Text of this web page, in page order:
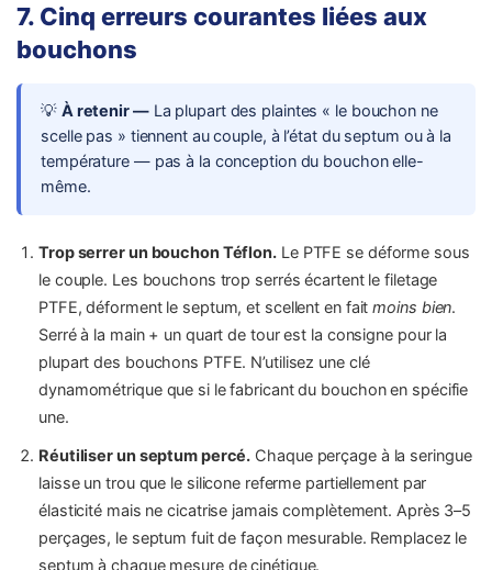
7. Cinq erreurs courantes liées aux
bouchons
💡 À retenir —La plupart des plaintes « le bouchon ne
scelle pas » tiennent au couple, à l’état du septum ou à la
température — pas à la conception du bouchon elle-
même.
Trop serrer un bouchon Téflon. Le PTFE se déforme sous
le couple. Les bouchons trop serrés écartent le filetage
PTFE, déforment le septum, et scellent en faitmoins bien.
Serré à la main + un quart de tour est la consigne pour la
plupart des bouchons PTFE. N’utilisez une clé
dynamométrique que si le fabricant du bouchon en spécifie
une.
Réutiliser un septum percé. Chaque perçage à la seringue
laisse un trou que le silicone referme partiellement par
élasticité mais ne cicatrise jamais complètement. Après 3–5
perçages, le septum fuit de façon mesurable. Remplacez le
septum à chaque mesure de cinétique.